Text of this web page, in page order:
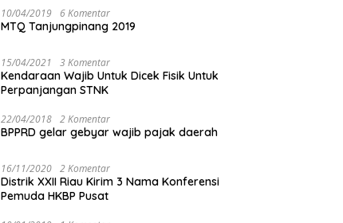
10/04/2019 6 Komentar
MTQ Tanjungpinang 2019
15/04/2021 3 Komentar
Kendaraan Wajib Untuk Dicek Fisik Untuk
Perpanjangan STNK
22/04/2018 2 Komentar
BPPRD gelar gebyar wajib pajak daerah
16/11/2020 2 Komentar
Distrik XXII Riau Kirim 3 Nama Konferensi
Pemuda HKBP Pusat